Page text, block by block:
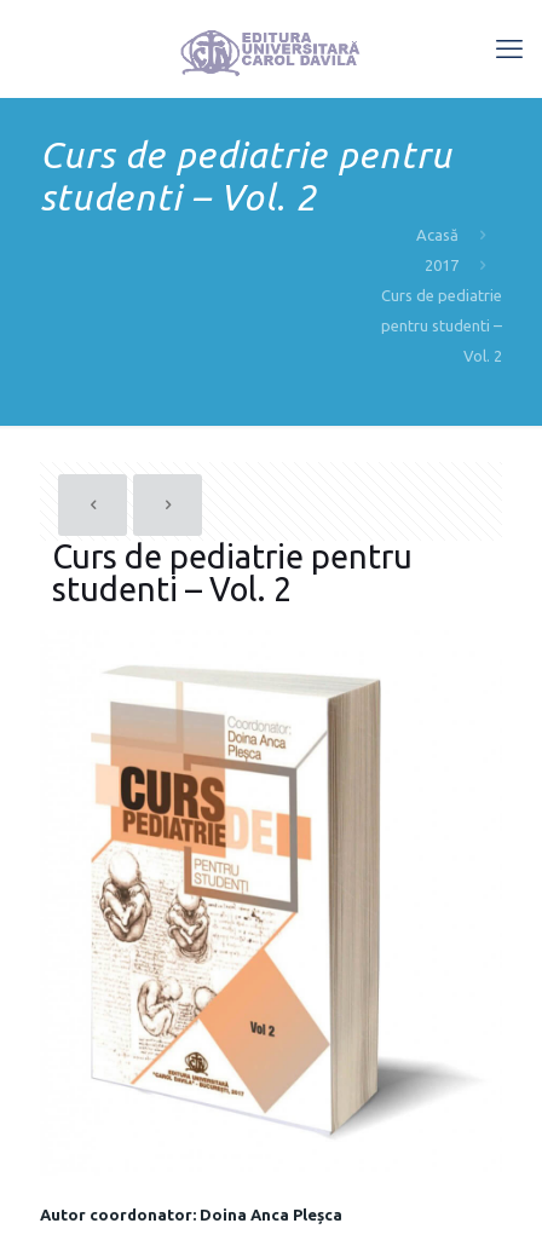
Curs de pediatrie pentru
studenti – Vol. 2
Acasă
2017
Curs de pediatrie
pentru studenti –
Vol. 2
Curs de pediatrie pentru
studenti – Vol. 2
Autor coordonator: Doina Anca Pleșca